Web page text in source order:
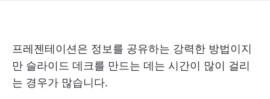
프레젠테이션은 정보를 공유하는 강력한 방법이지
만 슬라이드 데크를 만드는 데는 시간이 많이 걸리
는 경우가 많습니다.